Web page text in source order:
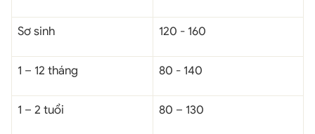
Sơ sinh 120 - 160
1 – 12 tháng 80 - 140
1 – 2 tuổi 80 – 130